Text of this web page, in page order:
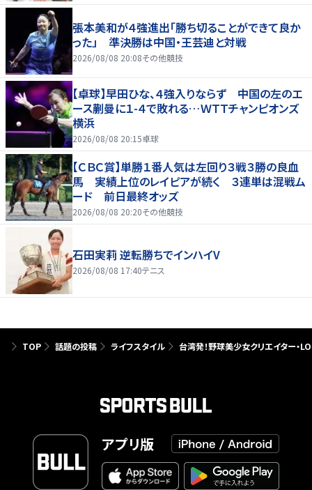
張本美和が４強進出「勝ち切ることができて良か
った」 準決勝は中国・王芸迪と対戦
2026/08/08 20:08その他競技
【卓球】早田ひな、４強入りならず 中国の左のエ
ース蒯曼に１-４で敗れる…ＷＴＴチャンピオンズ
横浜
2026/08/08 20:15卓球
【ＣＢＣ賞】単勝１番人気は左回り３戦３勝の良血
馬 実績上位のレイピアが続く ３連単は混戦ム
ード 前日最終オッズ
2026/08/08 20:20その他競技
石田実莉 逆転勝ちでインハイV
2026/08/08 17:40テニス
TOP 話題の投稿 ライフスタイル 台湾発！野球美少女クリエイター・
アプリ版